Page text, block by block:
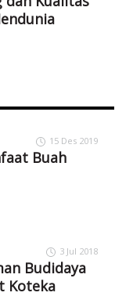
15 Des 2019
Buah
3 Jul 2018
Budidaya
Koteka